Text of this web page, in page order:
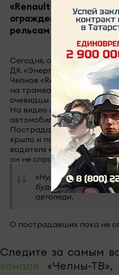
«Renault Duster»
ограждение и встал
рельсам
Сегодня, около 10 часов
ДК «Энергетик» в старой
Челнов «Renault Duster»
на трамвайные пути. Об
очевидцы.
На видео с места
автомобиль проломил
Пострадали бампер,
крыло и пассажирские
водителя «Renault »
он не справился с
«Ну, естественно,
будет
автоледи.
О пострадавших пока не
Следите за самым
канале «Челны-ТВ»,